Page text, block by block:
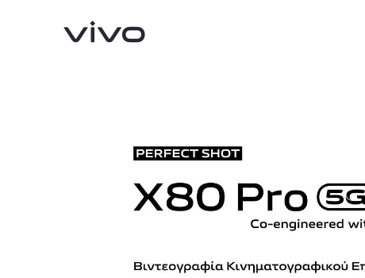
X90 Pro νέο V29 Lite 5G νέο